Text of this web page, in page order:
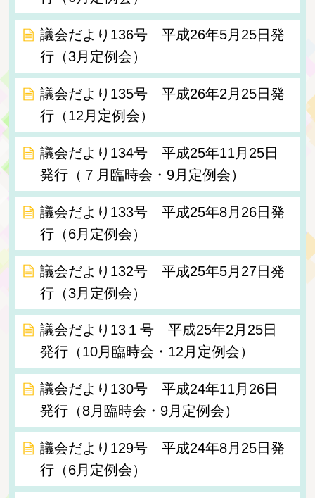
議会だより136号 平成26年5月25日発
行（3月定例会）
議会だより135号 平成26年2月25日発
行（12月定例会）
議会だより134号 平成25年11月25日
発行（７月臨時会・9月定例会）
議会だより133号 平成25年8月26日発
行（6月定例会）
議会だより132号 平成25年5月27日発
行（3月定例会）
議会だより13１号 平成25年2月25日
発行（10月臨時会・12月定例会）
議会だより130号 平成24年11月26日
発行（8月臨時会・9月定例会）
議会だより129号 平成24年8月25日発
行（6月定例会）